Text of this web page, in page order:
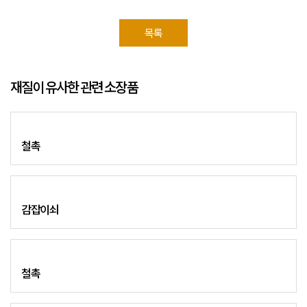
목록
재질이 유사한 관련 소장품
철촉
감잡이쇠
철촉